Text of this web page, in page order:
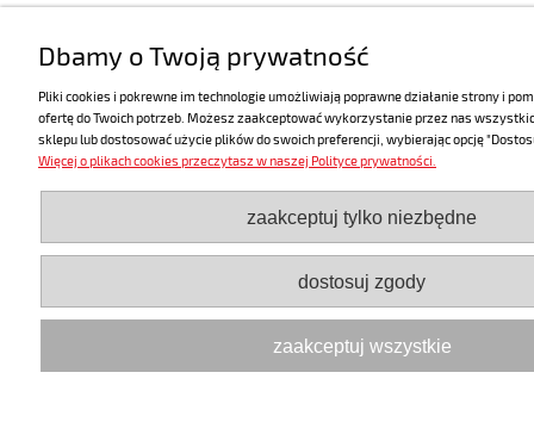
Dbamy o Twoją prywatność
Pliki cookies i pokrewne im technologie umożliwiają poprawne działanie strony i
ofertę do Twoich potrzeb. Możesz zaakceptować wykorzystanie przez nas
sklepu lub dostosować użycie plików do swoich preferencji, wybierając opcję
Więcej o plikach cookies przeczytasz w naszej Polityce prywatności.
zaakceptuj tylko niezbędne
dostosuj zgody
zaakceptuj wszystkie